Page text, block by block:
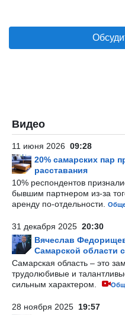
Видео
11 июня 2026 09:28
20% самарских пар
расставания
10% респондентов
бывшим партнером из-за
аренду по-отдельности.
31 декабря 2025 20:30
Вячеслав
Самарской области
Самарская область – это
трудолюбивые и
сильным характером.
28 ноября 2025 19:57